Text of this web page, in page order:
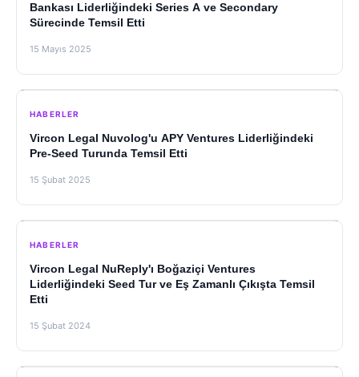
Bankası Liderliğindeki Series A ve Secondary
Sürecinde Temsil Etti
15 Mayıs 2025
HABERLER
Vircon Legal Nuvolog'u APY Ventures Liderliğindeki
Pre-Seed Turunda Temsil Etti
15 Şubat 2025
HABERLER
Vircon Legal NuReply'ı Boğaziçi Ventures
Liderliğindeki Seed Tur ve Eş Zamanlı Çıkışta Temsil
Etti
15 Şubat 2024